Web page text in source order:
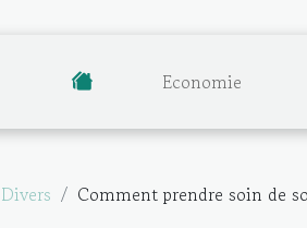
Economie
Divers Comment prendre soin de